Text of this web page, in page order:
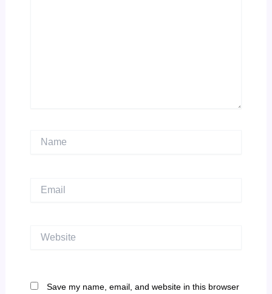
Website
Save my name, email, and website in this browser